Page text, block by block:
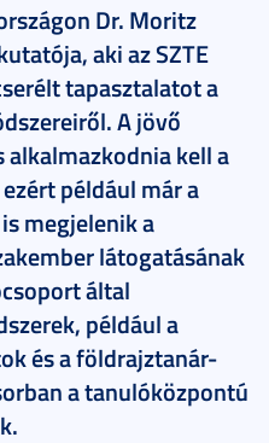
Dr. Moritz
aki az SZTE
tapasztalatot a
A jövő
kell a
például már a
megjelenik a
látogatásának
által
például a
és a földrajztanár-
a tanulóközpontú